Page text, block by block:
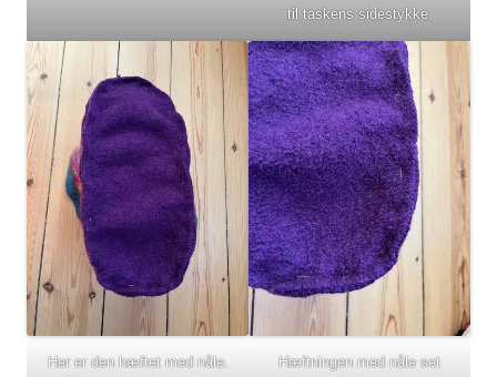
til taskens sidestykke.
Her er den hæftet med nåle.
Hæftningen med nåle set